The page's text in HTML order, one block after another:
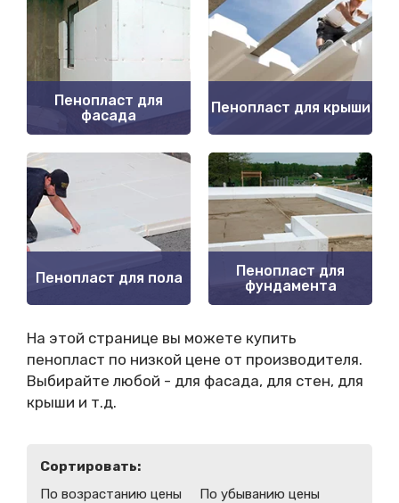
Пенопласт для
фасада
Пенопласт для крыши
Пенопласт для пола
Пенопласт для
фундамента
На этой странице вы можете купить
пенопласт по низкой цене от производителя.
Выбирайте любой - для фасада, для стен, для
крыши и т.д.
Сортировать:
По возрастанию цены
По убыванию цены